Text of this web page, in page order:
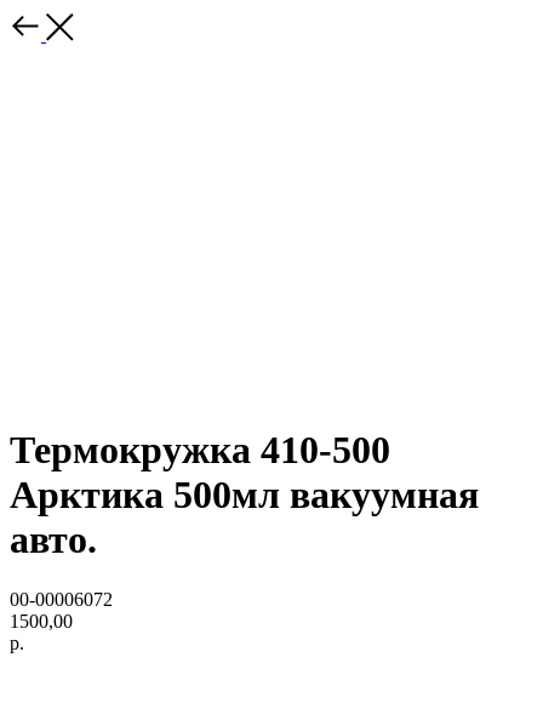
Термокружка 410-500
Арктика 500мл вакуумная
авто.
00-00006072
1500,00
р.